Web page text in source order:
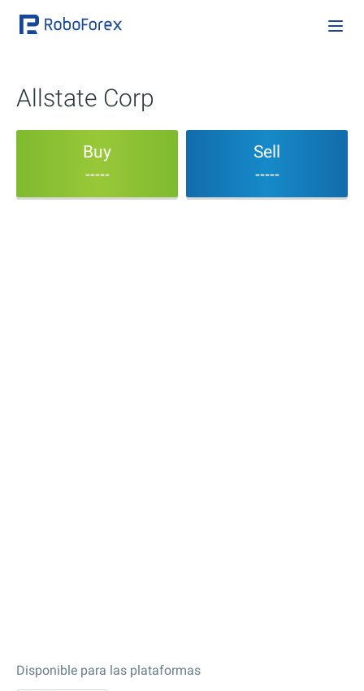
Allstate Corp
Buy
-----
Sell
-----
Disponible para las plataformas